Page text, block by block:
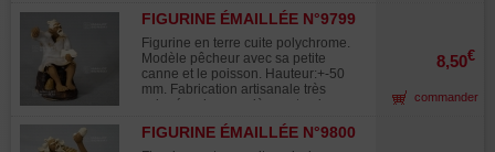
Utilisée dans la composition des
paysages miniatures "saikei"et en
accompagnement avec les bonsaïs.
FIGURINE ÉMAILLÉE N°9799
Figurine en terre cuite polychrome.
Modèle pêcheur avec sa petite
canne et le poisson. Hauteur:+-50
mm. Fabrication artisanale très
soignée, chaque pièce est unique.
Utilisée dans la composition des
paysages miniatures "saikei"et en
8,50€
commander
FIGURINE ÉMAILLÉE N°9800